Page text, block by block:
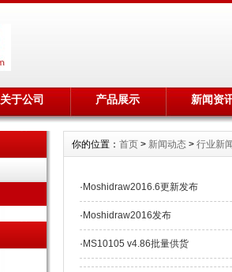
关于公司 产品展示 新闻资
你的位置： 首页 > 新闻动态 > 行业新
· Moshidraw2016.6更新发布
· Moshidraw2016发布
· MS10105 v4.86批量供货